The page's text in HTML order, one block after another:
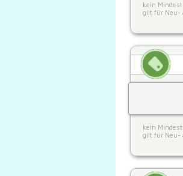
kein
gilt für Neu-
kein
gilt für Neu-